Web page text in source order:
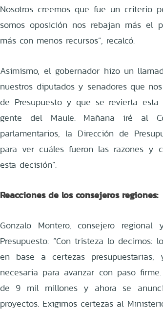
Nosotros creemos que fue un criterio
somos oposición nos rebajan más el
más con menos recursos”, recalcó.
Asimismo, el gobernador hizo un
nuestros diputados y senadores que
de Presupuesto y que se revierta
gente del Maule. Mañana iré al
parlamentarios, la Dirección de
para ver cuáles fueron las razones y
esta decisión”.
Reacciones de los consejeros regiones:
Gonzalo Montero, consejero
Presupuesto: “Con tristeza lo decimos:
en base a certezas
necesaria para avanzar con paso
de 9 mil millones y ahora se
proyectos. Exigimos certezas al